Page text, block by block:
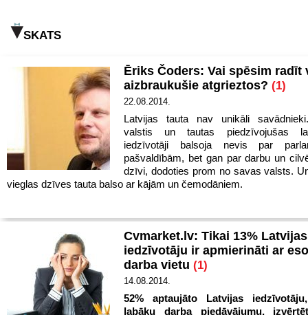
SKATS
Ēriks Čoders: Vai spēsim radīt
aizbraukušie atgrieztos? (1)
22.08.2014.
Latvijas tauta nav unikāli
valstis un tautas piedzīvojušas
iedzīvotāji balsoja nevis par
pašvaldībām, bet gan par darbu un
dzīvi, dodoties prom no savas valsts.
vieglas dzīves tauta balso ar kājām un čemodāniem.
Cvmarket.lv: Tikai 13% Latvijas
iedzīvotāju ir apmierināti ar
darba vietu (1)
14.08.2014.
52% aptaujāto Latvijas
labāku darba piedāvājumu,